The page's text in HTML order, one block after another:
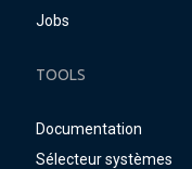
Jobs
TOOLS
Documentation
Sélecteur systèmes